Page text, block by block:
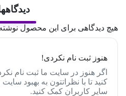
دیدگاهها
هیچ دیدگاهی برای این محصول
هنوز ثبت نام نکردی!
اگر هنوز در سایت ما ثبت نام
کنید تا با نظراتتون به بهبود
سایر کاربران کمک کنید.